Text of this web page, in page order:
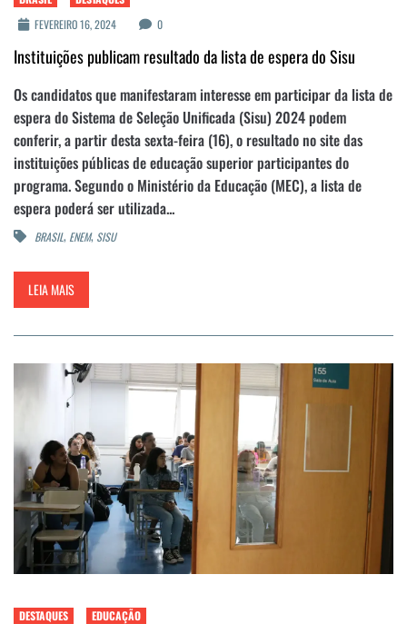
FEVEREIRO 16, 2024
0
Instituições publicam resultado da lista de espera do Sisu
Os candidatos que manifestaram interesse em participar da lista de
espera do Sistema de Seleção Unificada (Sisu) 2024 podem
conferir, a partir desta sexta-feira (16), o resultado no site das
instituições públicas de educação superior participantes do
programa. Segundo o Ministério da Educação (MEC), a lista de
espera poderá ser utilizada...
BRASIL, ENEM, SISU
LEIA MAIS
DESTAQUES
EDUCAÇÃO